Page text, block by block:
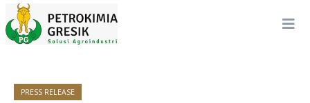
PRESS RELEASE